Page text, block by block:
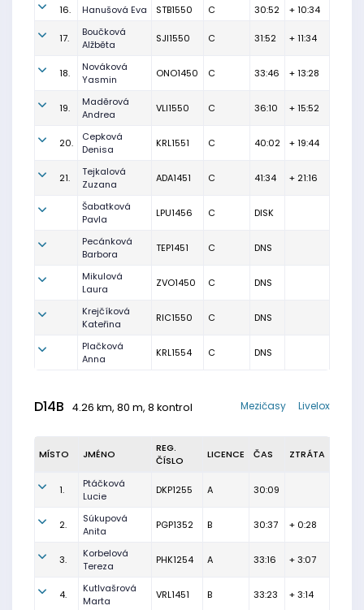
16.
Hanušová Eva STB1550 C 30:52 + 10:34
17.
Boučková
Alžběta
SJI1550 C 31:52 + 11:34
18.
Nováková
Yasmin
ONO1450 C 33:46 + 13:28
19.
Maděrová
Andrea
VLI1550 C 36:10 + 15:52
20.
Cepková
Denisa
KRL1551 C 40:02 + 19:44
21.
Tejkalová
Zuzana
ADA1451 C 41:34 + 21:16
Šabatková
Pavla
LPU1456 C DISK
Pecánková
Barbora
TEP1451 C DNS
Mikulová
Laura
ZVO1450 C DNS
Krejčíková
Kateřina
RIC1550 C DNS
Plačková
Anna
KRL1554 C DNS
D14B 4.26 km, 80 m, 8 kontrol Livelox
Mezičasy
MÍSTO JMÉNO
REG.
ČÍSLO
LICENCE ČAS ZTRÁTA
1.
Ptáčková
Lucie
DKP1255 A 30:09
2.
Súkupová
Anita
PGP1352 B 30:37 + 0:28
3.
Korbelová
Tereza
PHK1254 A 33:16 + 3:07
4.
Kutlvašrová
Marta
VRL1451 B 33:23 + 3:14